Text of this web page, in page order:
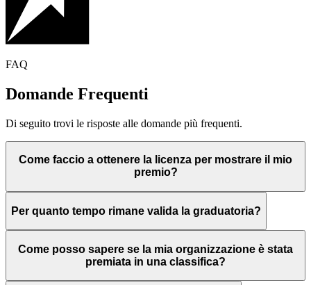
FAQ
Domande Frequenti
Di seguito trovi le risposte alle domande più frequenti.
Come faccio a ottenere la licenza per mostrare il mio
premio?
Per quanto tempo rimane valida la graduatoria?
Come posso sapere se la mia organizzazione è stata
premiata in una classifica?